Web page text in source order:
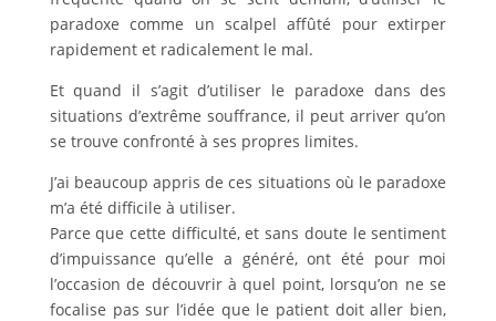
paradoxe comme un scalpel affûté pour extirper
rapidement et radicalement le mal.
Et quand il s’agit d’utiliser le paradoxe dans des
situations d’extrême souffrance, il peut arriver qu’on
se trouve confronté à ses propres limites.
J’ai beaucoup appris de ces situations où le paradoxe
m’a été difficile à utiliser.
Parce que cette difficulté, et sans doute le sentiment
d’impuissance qu’elle a généré, ont été pour moi
l’occasion de découvrir à quel point, lorsqu’on ne se
focalise pas sur l’idée que le patient doit aller bien,